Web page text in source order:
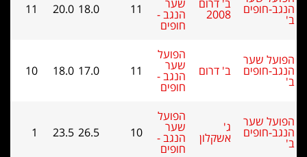
חופים ב' דרום
2008
שער
הנגב - 11
20.0
11
שער
חופים ב' דרום
הפועל
שער
הנגב - 11
18.0
10
שער
חופים ג'
אשקלון
הפועל
הנגב -
חופים
10
23.5
1